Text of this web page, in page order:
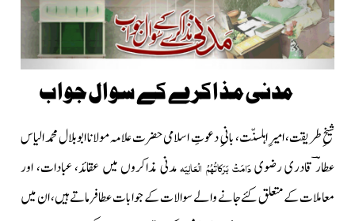
مدنی مذاکرے کے سوال جواب
شیخِ طریقت، امیرِ اہلسنّت، بانیِ دعوتِ اسلامی حضرت علامہ مولانا ابوبلال محمد الیاس
عطارؔ قادری رضویدَامَتْ بَرَکاتُہُمُ الْعَالِیَہمدنی مذاکروں میں عقائد، عبادات، اور
معاملات کے متعلق کئے جانے والے سوالات کے جوابات عطا فرماتے ہیں، ان میں